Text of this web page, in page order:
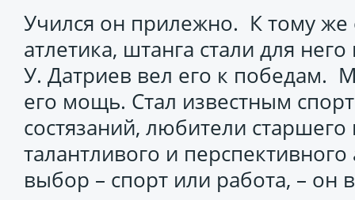
Учился он прилежно. К тому же
атлетика, штанга стали для
У. Датриев вел его к победам.
его мощь. Стал известным
состязаний, любители
талантливого и
выбор – спорт или работа, – он